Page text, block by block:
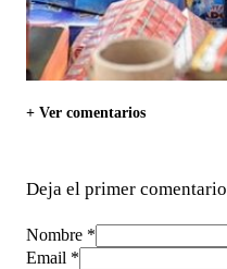
+ Ver comentarios
Deja el primer comentario
Nombre *
Email *